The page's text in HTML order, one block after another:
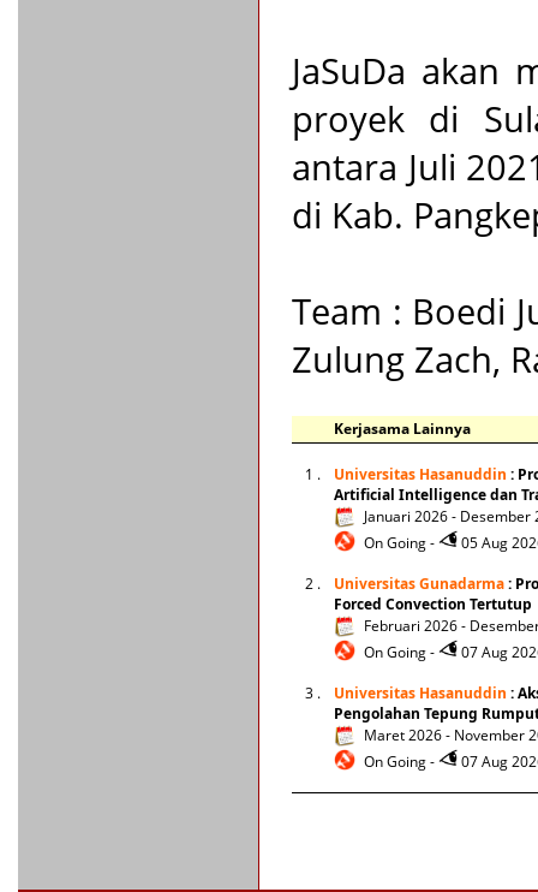
JaSuDa akan
proyek di
antara Juli
di Kab.
Team : Boedi
Zulung Zach,
Kerjasama Lainnya
1 . Universitas Hasanuddin :
Artificial Intelligence dan
Januari 2026 - Desember
On Going -
05 Aug
2 .
Universitas Gunadarma:
Forced Convection Tertutup
Februari 2026 -
On Going -
07 Aug
3 .
Universitas Hasanuddin :
Pengolahan Tepung
Maret 2026 - November
On Going -
07 Aug